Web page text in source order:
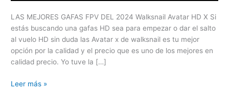
LAS MEJORES GAFAS FPV DEL 2024 Walksnail Avatar HD X Si
estás buscando una gafas HD sea para empezar o dar el salto
al vuelo HD sin duda las Avatar x de walksnail es tu mejor
opción por la calidad y el precio que es uno de los mejores en
calidad precio. Yo tuve la […]
Leer más »